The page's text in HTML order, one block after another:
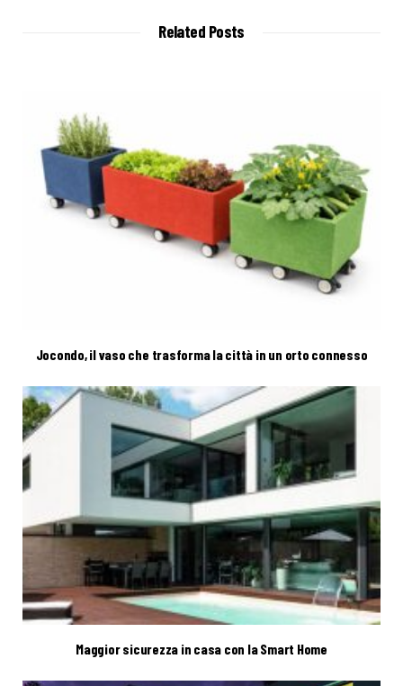
Related Posts
Jocondo, il vaso che trasforma la città in un orto connesso
Maggior sicurezza in casa con la Smart Home